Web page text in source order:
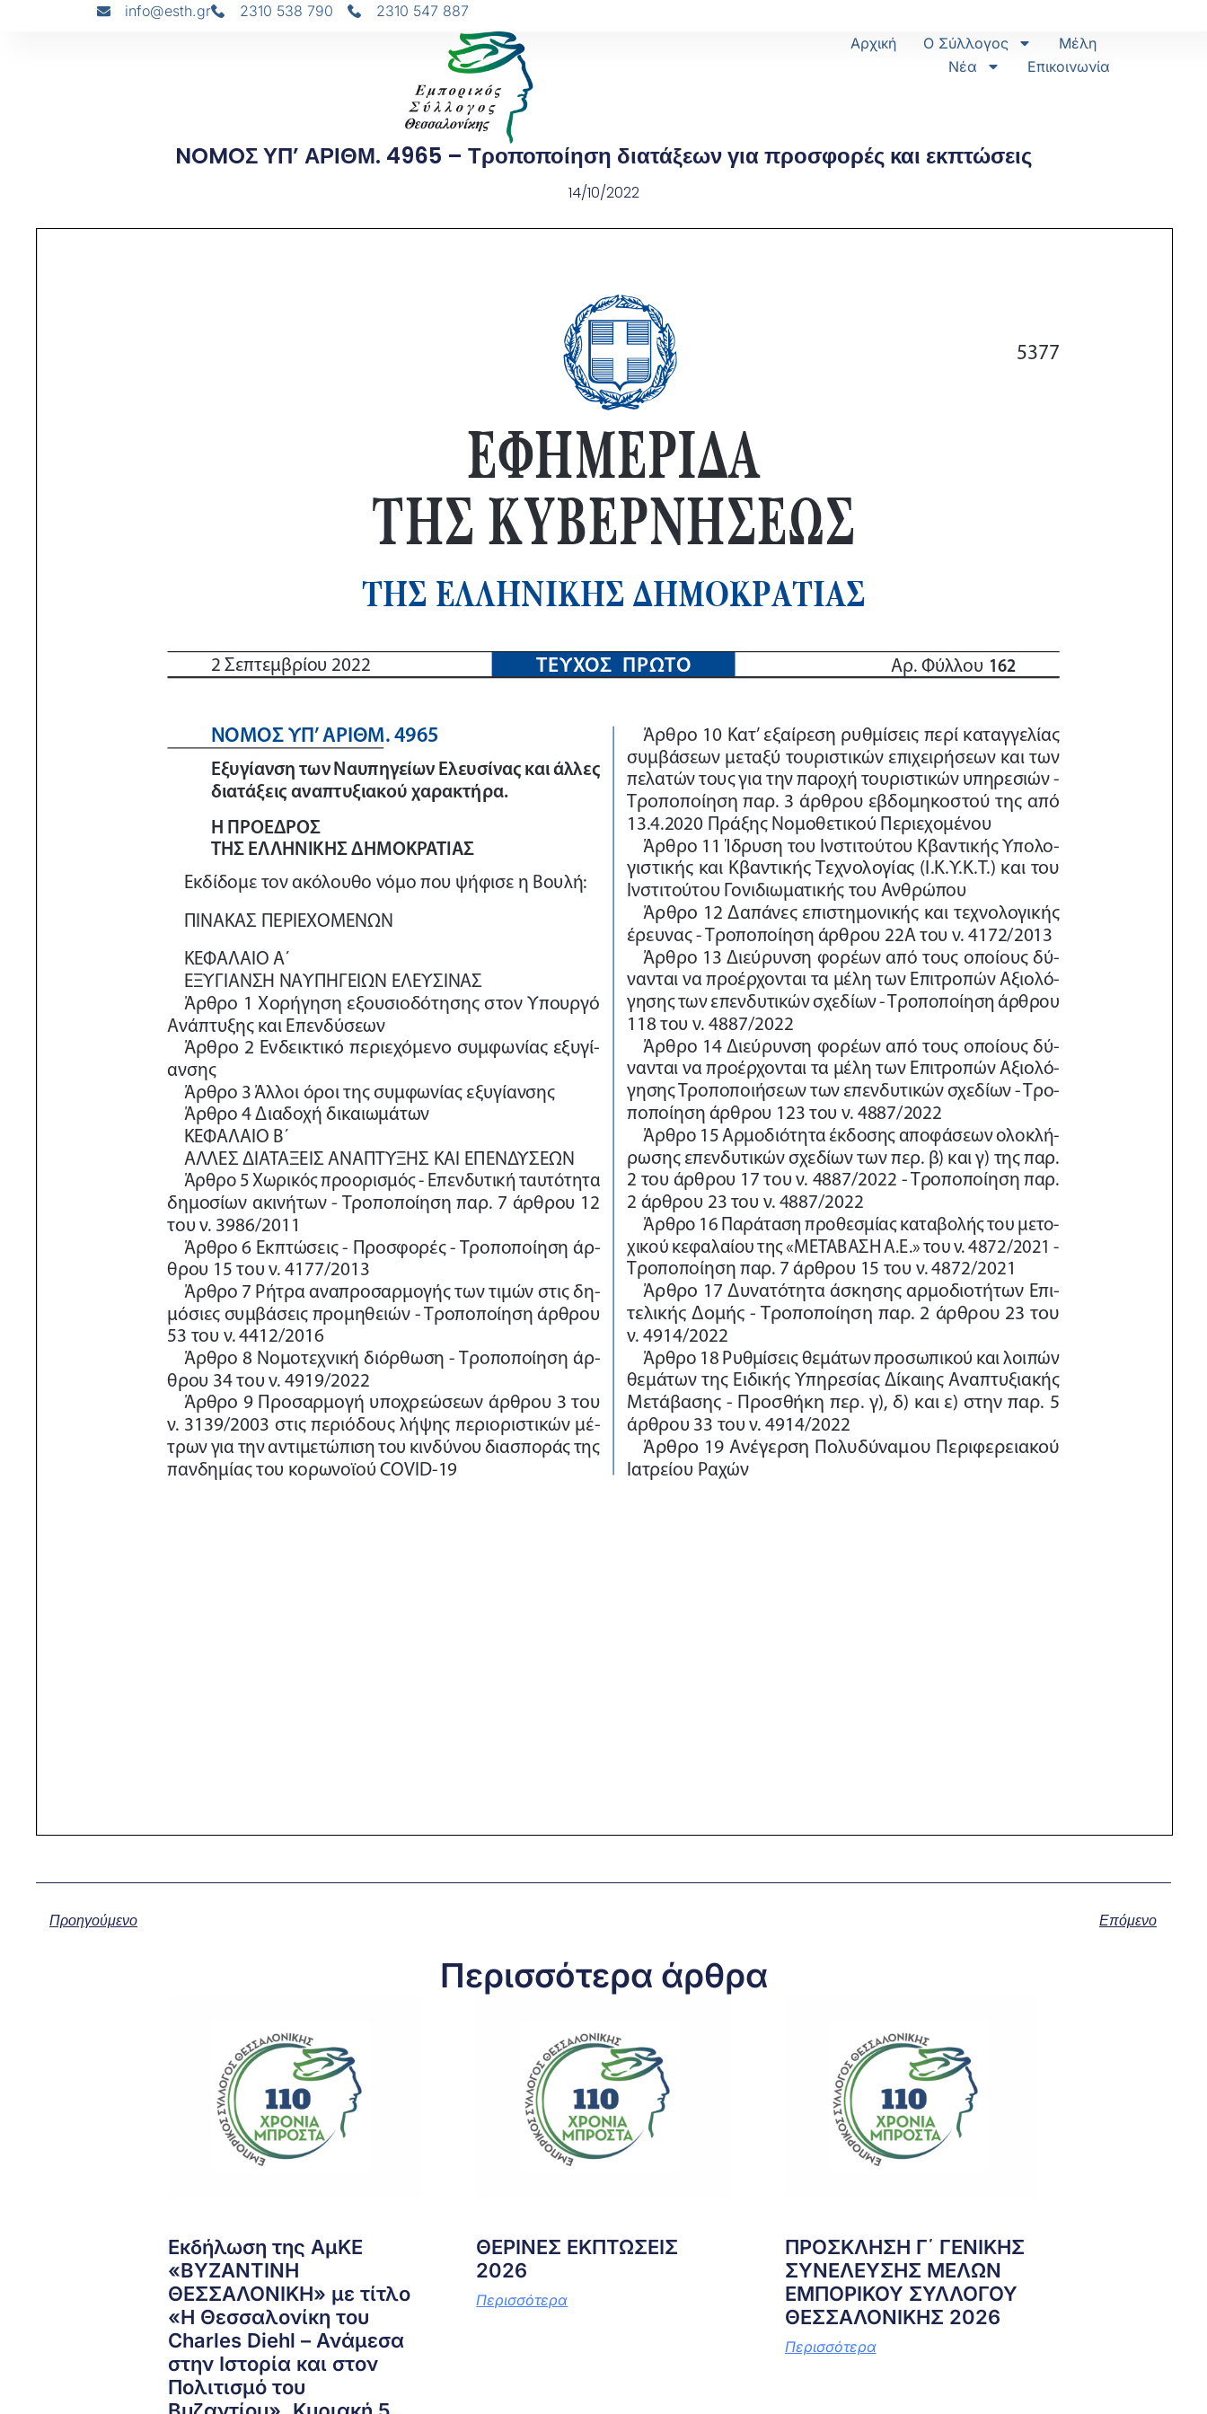
info@esth.gr 2310 538 790
2310 547 887
Αρχική
Ο Σύλλογος
Μέλη
Νέα
Επικοινωνία
NOMOΣ ΥΠ’ ΑΡΙΘΜ. 4965 – Τροποποίηση διατάξεων για προσφορές και εκπτώσεις
14/10/2022
Προηγούμενο Επόμενο
Περισσότερα άρθρα
Εκδήλωση της ΑμΚΕ
«ΒΥΖΑΝΤΙΝΗ
ΘΕΣΣΑΛΟΝΙΚΗ» με τίτλο
«Η Θεσσαλονίκη του
Charles Diehl – Ανάμεσα
στην Ιστορία και στον
Πολιτισμό του
ΘΕΡΙΝΕΣ ΕΚΠΤΩΣΕΙΣ
2026
Περισσότερα
ΠΡΟΣΚΛΗΣΗ Γ΄ ΓΕΝΙΚΗΣ
ΣΥΝΕΛΕΥΣΗΣ ΜΕΛΩΝ
ΕΜΠΟΡΙΚΟΥ ΣΥΛΛΟΓΟΥ
ΘΕΣΣΑΛΟΝΙΚΗΣ 2026
Περισσότερα